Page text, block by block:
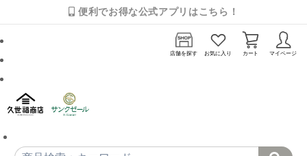
便利でお得な公式アプリはこちら！
店舗を探す お気に入り カート マイページ